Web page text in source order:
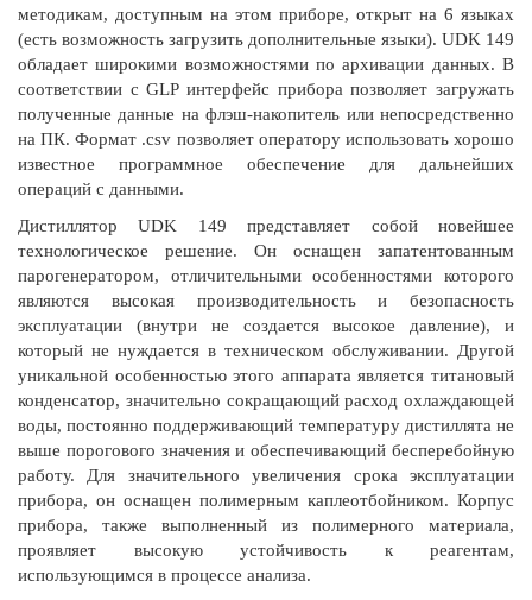
методикам, доступным на этом приборе, открыт на 6 языках
(есть возможность загрузить дополнительные языки). UDK 149
обладает широкими возможностями по архивации данных. В
соответствии с GLP интерфейс прибора позволяет загружать
полученные данные на флэш-накопитель или непосредственно
на ПК. Формат .csv позволяет оператору использовать хорошо
известное программное обеспечение для дальнейших
операций с данными.
Дистиллятор UDK 149 представляет собой новейшее
технологическое решение. Он оснащен запатентованным
парогенератором, отличительными особенностями которого
являются высокая производительность и безопасность
эксплуатации (внутри не создается высокое давление), и
который не нуждается в техническом обслуживании. Другой
уникальной особенностью этого аппарата является титановый
конденсатор, значительно сокращающий расход охлаждающей
воды, постоянно поддерживающий температуру дистиллята не
выше порогового значения и обеспечивающий бесперебойную
работу. Для значительного увеличения срока эксплуатации
прибора, он оснащен полимерным каплеотбойником. Корпус
прибора, также выполненный из полимерного материала,
проявляет высокую устойчивость к реагентам,
использующимся в процессе анализа.